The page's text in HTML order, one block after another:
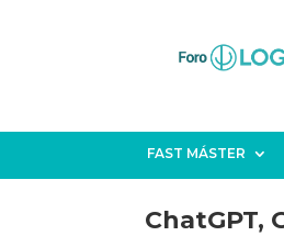
FAST MÁSTER
ChatGPT,